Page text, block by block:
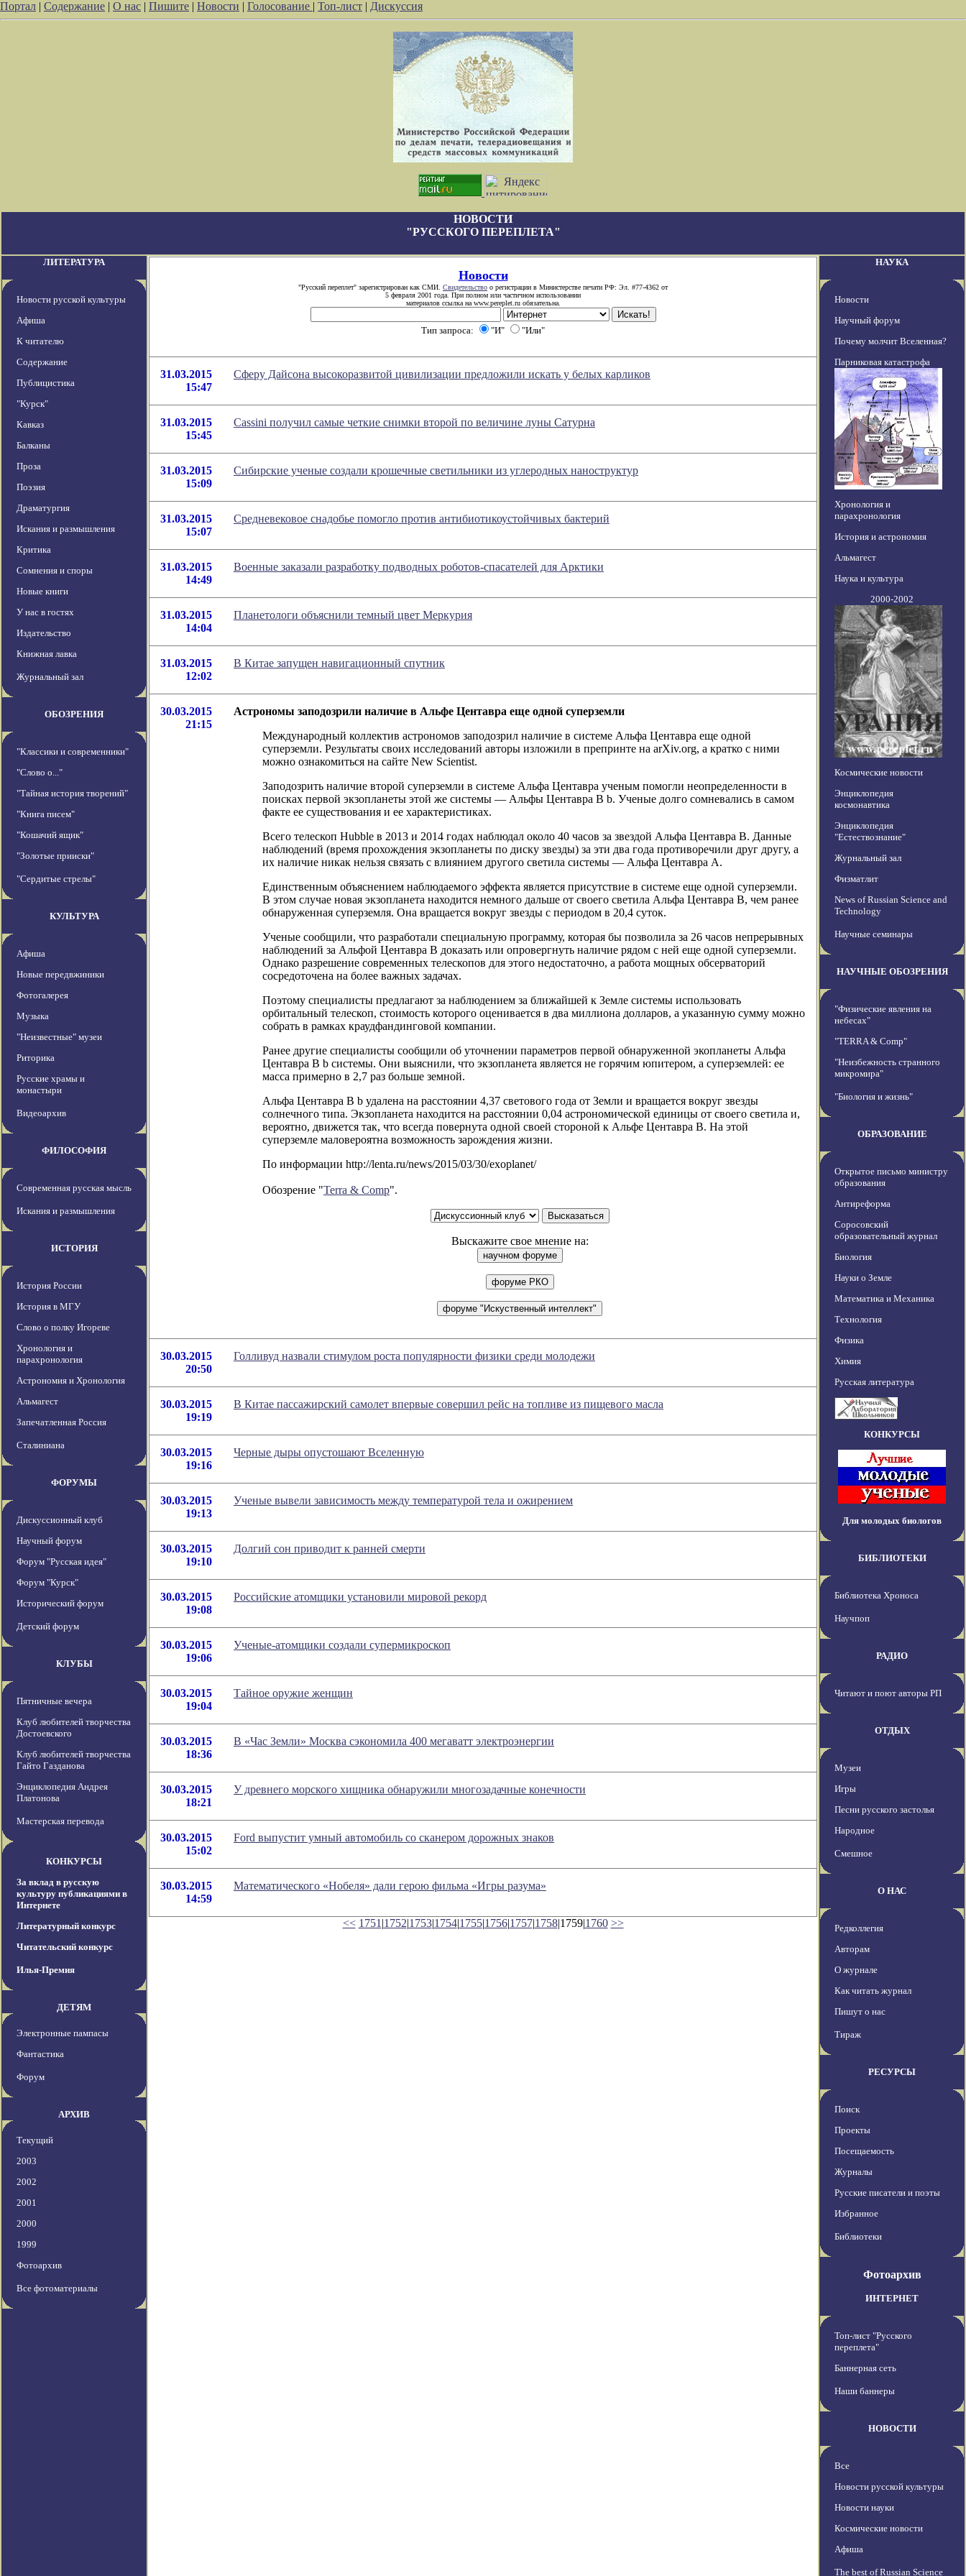
Портал | Содержание | О нас | Пишите | Новости | Голосование | Топ-лист | Дискуссия
НОВОСТИ
"РУССКОГО ПЕРЕПЛЕТА"
ЛИТЕРАТУРА
Новости русской культуры
Афиша
К читателю
Содержание
Публицистика
"Курск"
Кавказ
Балканы
Проза
Поэзия
Драматургия
Искания и размышления
Критика
Сомнения и споры
Новые книги
У нас в гостях
Издательство
Книжная лавка
Журнальный зал
ОБОЗРЕНИЯ
"Классики и современники"
"Слово о..."
"Тайная история творений"
"Книга писем"
"Кошачий ящик"
"Золотые прииски"
"Сердитые стрелы"
КУЛЬТУРА
Афиша
Новые передвжиники
Фотогалерея
Музыка
"Неизвестные" музеи
Риторика
Русские храмы и
монастыри
Видеоархив
ФИЛОСОФИЯ
Современная русская мысль
Искания и размышления
ИСТОРИЯ
История России
История в МГУ
Слово о полку Игореве
Хронология и
парахронология
Астрономия и Хронология
Альмагест
Запечатленная Россия
Сталиниана
ФОРУМЫ
Дискуссионный клуб
Научный форум
Форум "Русская идея"
Форум "Курск"
Исторический форум
Детский форум
КЛУБЫ
Пятничные вечера
Клуб любителей творчества
Достоевского
Клуб любителей творчества
Гайто Газданова
Энциклопедия Андрея
Платонова
Мастерская перевода
КОНКУРСЫ
За вклад в русскую
культуру публикациями в
Интернете
Литературный конкурс
Читательский конкурс
Илья-Премия
ДЕТЯМ
Электронные пампасы
Фантастика
Форум
АРХИВ
Текущий
2003
2002
2001
2000
1999
Фотоархив
Все фотоматериалы
Новости
"Русский переплет" зарегистрирован как СМИ. Свидетельство о регистрации в Министерстве печати РФ: Эл. #77-4362 от
5 февраля 2001 года. При полном или частичном использовании
материалов ссылка на www.pereplet.ru обязательна.
Тип запроса: "И" "Или"
31.03.2015
15:47
Сферу Дайсона высокоразвитой цивилизации предложили искать у белых карликов
31.03.2015
15:45
Cassini получил самые четкие снимки второй по величине луны Сатурна
31.03.2015
15:09
Сибирские ученые создали крошечные светильники из углеродных наноструктур
31.03.2015
15:07
Средневековое снадобье помогло против антибиотикоустойчивых бактерий
31.03.2015
14:49
Военные заказали разработку подводных роботов-спасателей для Арктики
31.03.2015
14:04
Планетологи объяснили темный цвет Меркурия
31.03.2015
12:02
В Китае запущен навигационный спутник
30.03.2015
21:15
Астрономы заподозрили наличие в Альфе Центавра еще одной суперземли
Международный коллектив астрономов заподозрил наличие в системе Альфа Центавра еще одной
суперземли. Результаты своих исследований авторы изложили в препринте на arXiv.org, а кратко с ними
можно ознакомиться на сайте New Scientist.
Заподозрить наличие второй суперземли в системе Альфа Центавра ученым помогли неопределенности в
поисках первой экзопланеты этой же системы — Альфы Центавра B b. Ученые долго сомневались в самом
факте ее существования и ее характеристиках.
Всего телескоп Hubble в 2013 и 2014 годах наблюдал около 40 часов за звездой Альфа Центавра B. Данные
наблюдений (время прохождения экзопланеты по диску звезды) за эти два года противоречили друг другу, а
их наличие никак нельзя связать с влиянием другого светила системы — Альфа Центавра A.
Единственным объяснением наблюдаемого эффекта является присутствие в системе еще одной суперземли.
В этом случае новая экзопланета находится немного дальше от своего светила Альфа Центавра B, чем ранее
обнаруженная суперземля. Она вращается вокруг звезды с периодом в 20,4 суток.
Ученые сообщили, что разработали специальную программу, которая бы позволила за 26 часов непрерывных
наблюдений за Альфой Центавра B доказать или опровергнуть наличие рядом с ней еще одной суперземли.
Однако разрешение современных телескопов для этого недостаточно, а работа мощных обсерваторий
сосредоточена на более важных задачах.
Поэтому специалисты предлагают за наблюдением за ближайшей к Земле системы использовать
орбитальный телескоп, стоимость которого оценивается в два миллиона долларов, а указанную сумму можно
собрать в рамках краудфандинговой компании.
Ранее другие специалисты сообщили об уточнении параметров первой обнаруженной экопланеты Альфа
Центавра B b системы. Они выяснили, что экзопланета является не горячим юпитером, а суперземлей: ее
масса примерно в 2,7 раз больше земной.
Альфа Центавра B b удалена на расстоянии 4,37 светового года от Земли и вращается вокруг звезды
солнечного типа. Экзопланета находится на расстоянии 0,04 астрономической единицы от своего светила и,
вероятно, движется так, что всегда повернута одной своей стороной к Альфе Центавра B. На этой
суперземле маловероятна возможность зарождения жизни.
По информации http://lenta.ru/news/2015/03/30/exoplanet/
Обозрение "Terra & Comp".
Выскажите свое мнение на:
30.03.2015
20:50
Голливуд назвали стимулом роста популярности физики среди молодежи
30.03.2015
19:19
В Китае пассажирский самолет впервые совершил рейс на топливе из пищевого масла
30.03.2015
19:16
Черные дыры опустошают Вселенную
30.03.2015
19:13
Ученые вывели зависимость между температурой тела и ожирением
30.03.2015
19:10
Долгий сон приводит к ранней смерти
30.03.2015
19:08
Российские атомщики установили мировой рекорд
30.03.2015
19:06
Ученые-атомщики создали супермикроскоп
30.03.2015
19:04
Тайное оружие женщин
30.03.2015
18:36
В «Час Земли» Москва сэкономила 400 мегаватт электроэнергии
30.03.2015
18:21
У древнего морского хищника обнаружили многозадачные конечности
30.03.2015
15:02
Ford выпустит умный автомобиль со сканером дорожных знаков
30.03.2015
14:59
Математического «Нобеля» дали герою фильма «Игры разума»
<< 1751 |1752|1753|1754|1755|1756|1757|1758|1759|1760 >>
НАУКА
Новости
Научный форум
Почему молчит Вселенная?
Парниковая катастрофа
Хронология и
парахронология
История и астрономия
Альмагест
Наука и культура
2000-2002
Космические новости
Энциклопедия
космонавтика
Энциклопедия
"Естествознание"
Журнальный зал
Физматлит
News of Russian Science and
Technology
Научные семинары
НАУЧНЫЕ ОБОЗРЕНИЯ
"Физические явления на
небесах"
"TERRA & Comp"
"Неизбежность странного
микромира"
"Биология и жизнь"
ОБРАЗОВАНИЕ
Открытое письмо министру
образования
Антиреформа
Соросовский
образовательный журнал
Биология
Науки о Земле
Математика и Механика
Технология
Физика
Химия
Русская литература
КОНКУРСЫ
Для молодых биологов
БИБЛИОТЕКИ
Библиотека Хроноса
Научпоп
РАДИО
Читают и поют авторы РП
ОТДЫХ
Музеи
Игры
Песни русского застолья
Народное
Смешное
О НАС
Редколлегия
Авторам
О журнале
Как читать журнал
Пишут о нас
Тираж
РЕСУРСЫ
Поиск
Проекты
Посещаемость
Журналы
Русские писатели и поэты
Избранное
Библиотеки
Фотоархив
ИНТЕРНЕТ
Топ-лист "Русского
переплета"
Баннерная сеть
Наши баннеры
НОВОСТИ
Все
Новости русской культуры
Новости науки
Космические новости
Афиша
The best of Russian Science